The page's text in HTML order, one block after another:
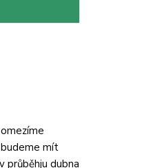
mít
průběhju dubna